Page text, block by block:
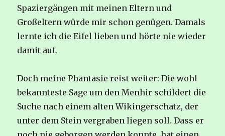
Spaziergängen mit meinen Eltern und
Großeltern würde mir schon genügen. Damals
lernte ich die Eifel lieben und hörte nie wieder
damit auf.
Doch meine Phantasie reist weiter: Die wohl
bekannteste Sage um den Menhir schildert die
Suche nach einem alten Wikingerschatz, der
unter dem Stein vergraben liegen soll. Dass er